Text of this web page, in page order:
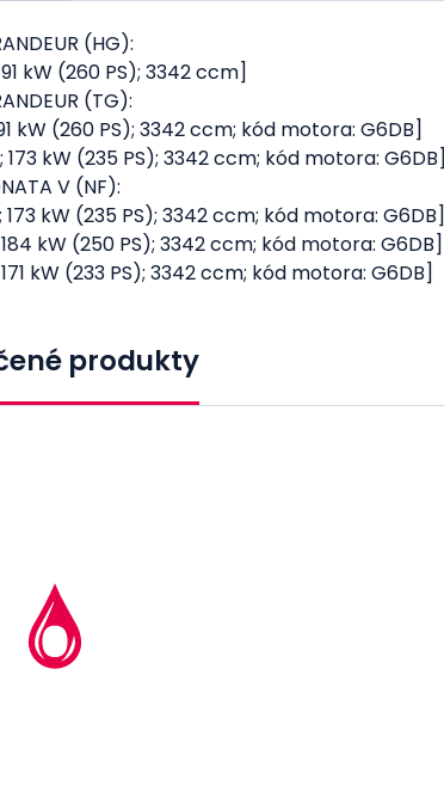
(HG):
kW (260 PS); 3342 ccm]
(TG):
kW (260 PS); 3342 ccm; kód motora: G6DB]
173 kW (235 PS); 3342 ccm; kód motora: G6DB]
V (NF):
173 kW (235 PS); 3342 ccm; kód motora: G6DB]
184 kW (250 PS); 3342 ccm; kód motora: G6DB]
171 kW (233 PS); 3342 ccm; kód motora: G6DB]
produkty